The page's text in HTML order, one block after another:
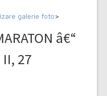
galerie foto>
â€“
II, 27